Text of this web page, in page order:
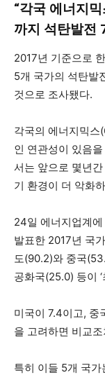
“각국 에너지
까지 석탄발전
2017년 기준으로
5개 국가의 석탄발
것으로 조사됐다.
각국의 에너지믹스
인 연관성이 있음
서는 앞으로 몇년
기 환경이 더 악화
24일 에너지업계
발표한 2017년 국
도(90.2)와 중국
공화국(25.0) 등이
미국이 7.4이고, 중
을 고려하면 비교
특히 이들 5개 국